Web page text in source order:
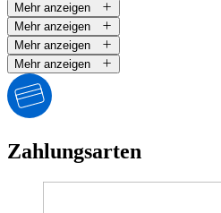
Mehr anzeigen
Mehr anzeigen
Mehr anzeigen
Mehr anzeigen
Zahlungsarten